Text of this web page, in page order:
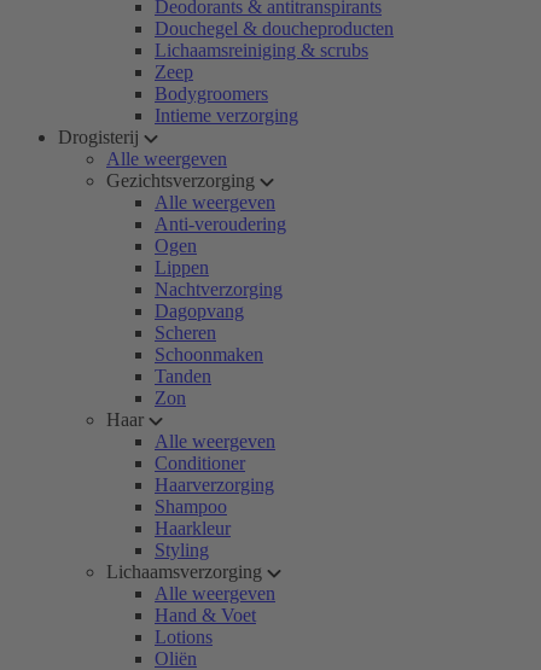
Deodorants & antitranspirants
Douchegel & doucheproducten
Lichaamsreiniging & scrubs
Zeep
Bodygroomers
Intieme verzorging
Drogisterij
Alle weergeven
Gezichtsverzorging
Alle weergeven
Anti-veroudering
Ogen
Lippen
Nachtverzorging
Dagopvang
Scheren
Schoonmaken
Tanden
Zon
Haar
Alle weergeven
Conditioner
Haarverzorging
Shampoo
Haarkleur
Styling
Lichaamsverzorging
Alle weergeven
Hand & Voet
Lotions
Oliën